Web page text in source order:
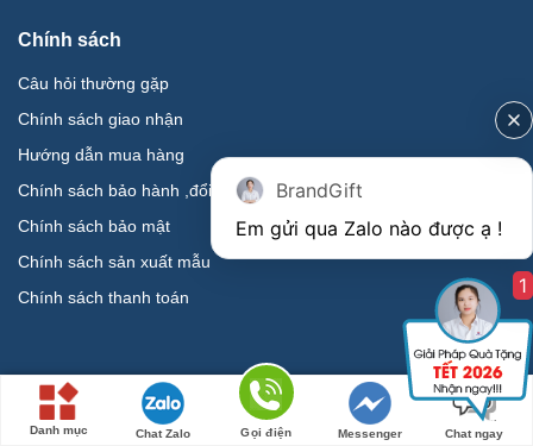
Chính sách
Câu hỏi thường gặp
Chính sách giao nhận
Hướng dẫn mua hàng
Chính sách bảo hành ,đổi trả
Chính sách bảo mật
Chính sách sản xuất mẫu
Chính sách thanh toán
CÔNG TY CỔ PHẦN BRANDGIFT.
Mã số thuế : 0401922065
Danh mục Chat Zalo Gọi điện Messenger Chat ngay
BrandGift
1